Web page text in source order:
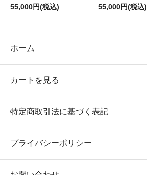
55,000円(税込)
55,000円(税込)
ホーム
カートを見る
特定商取引法に基づく表記
プライバシーポリシー